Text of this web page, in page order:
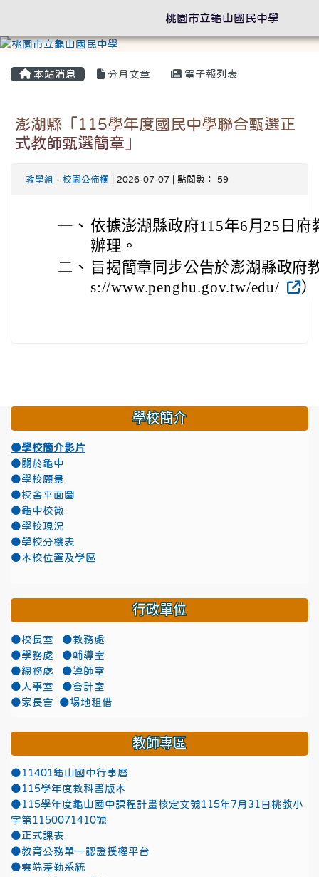
本站消息 分月文章 電子報列表
澎湖縣「115學年度國民中學聯合甄選正
式教師甄選簡章」
教學組 - 校園公佈欄 | 2026-07-07 | 點閱數： 59
一、 依據澎湖縣政府115年6月25日府
辦理。
二、 旨揭簡章同步公告於澎湖縣政府
s://www.penghu.gov.tw/edu/
學校簡介
●學校簡介影片
●關於龜中
●學校願景
●校舍平面圖
●龜中校徽
●學校現況
●學校分機表
●本校位置及學區
行政單位
●校長室
●教務處
●學務處
●輔導室
●總務處
●導師室
●人事室
●會計室
●家長會
●場地租借
教師專區
●11401龜山國中行事曆
●115學年度教科書版本
●115學年度龜山國中課程計畫核定文號115年7月31日桃教小
字第1150071410號
●正式課表
●教育公務單一認證授權平台
●雲端差勤系統
桃園市立龜山國民中學